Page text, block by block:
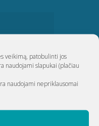
veikimą, patobulinti jos
naudojami slapukai (plačiau
naudojami nepriklausomai